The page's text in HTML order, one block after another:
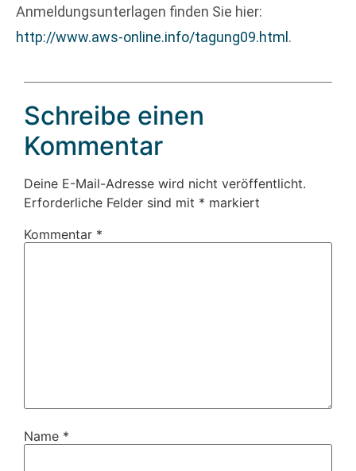
Anmeldungsunterlagen finden Sie hier:
http://www.aws-online.info/tagung09.html .
Schreibe einen
Kommentar
Deine E-Mail-Adresse wird nicht veröffentlicht.
Erforderliche Felder sind mit * markiert
Kommentar *
Name *